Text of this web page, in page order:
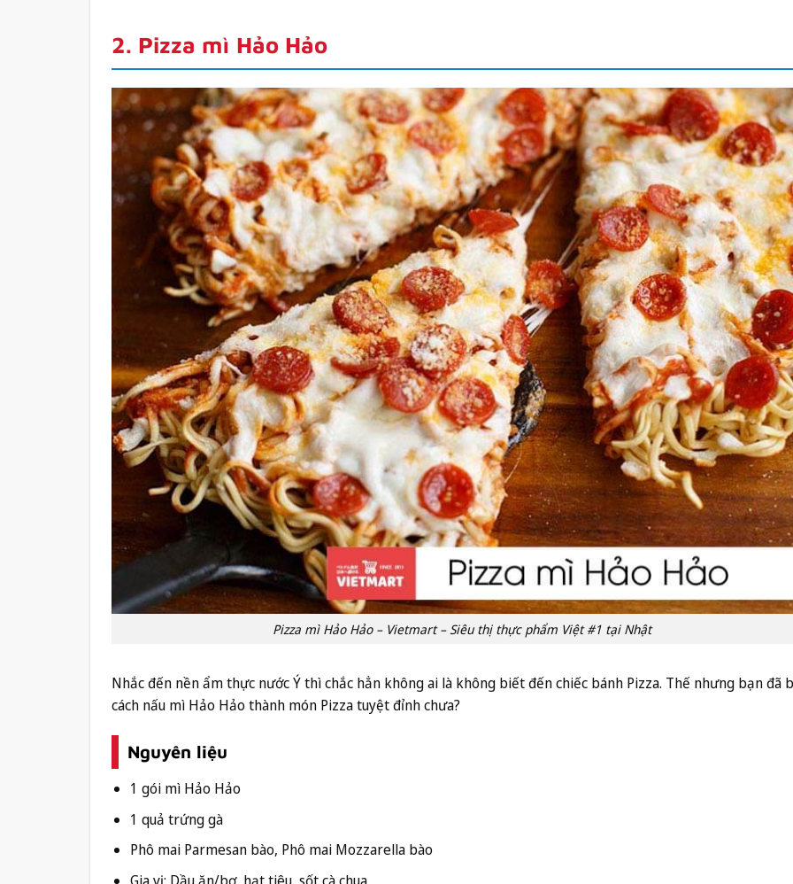
2. Pizza mì Hảo Hảo
Pizza mì Hảo Hảo – Vietmart – Siêu thị thực phẩm Việt #1 tại Nhật
Nhắc đến nền ẩm thực nước Ý thì chắc hẳn không ai là không biết đến chiếc bánh Pizza. Thế nhưng bạn đã
cách nấu mì Hảo Hảo thành món Pizza tuyệt đỉnh chưa?
Nguyên liệu
1 gói mì Hảo Hảo
1 quả trứng gà
Phô mai Parmesan bào, Phô mai Mozzarella bào